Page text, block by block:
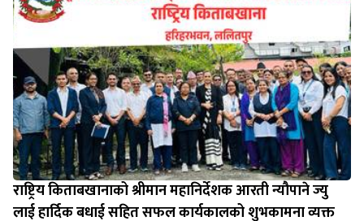
राष्ट्रिय किताबखानाको श्रीमान महानिर्देशक आरती न्यौपाने ज्यु
लाई हार्दिक बधाई सहित सफल कार्यकालको शुभकामना व्यक्त